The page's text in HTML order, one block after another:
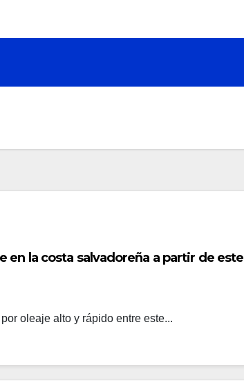
en la costa salvadoreña a partir de este
oleaje alto y rápido entre este...